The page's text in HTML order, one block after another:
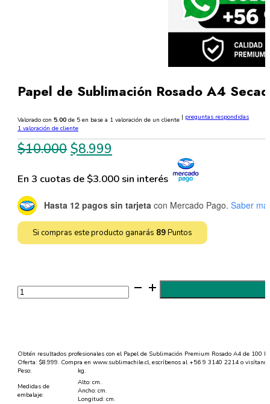
Papel de Sublimación Rosado A4
Valorado con5.00 de 5 en base a 1 valoración de un cliente
1 valoración de cliente
| preguntas respondidas
$10.000 El
original
era:
$10.000.
$8.999
actual
es:
$8.999.
En 3 cuotas de $3.000 sin interés
Hasta 12 pagos sin tarjeta con Mercado Pago. Saber
Si compras este producto ganarás 89Puntos
Papel
de
Sublimación
Obtén resultados profesionales con el Papel de Sublimación Premium Rosado A4 de 100
Oferta: $8.999. Compra en www.sublimachile.cl, escríbenos al +56 9 3140 2214 o
Peso:
kg.
Medidas de
embalaje:
Alto: cm.
Ancho: cm.
Longitud: cm.